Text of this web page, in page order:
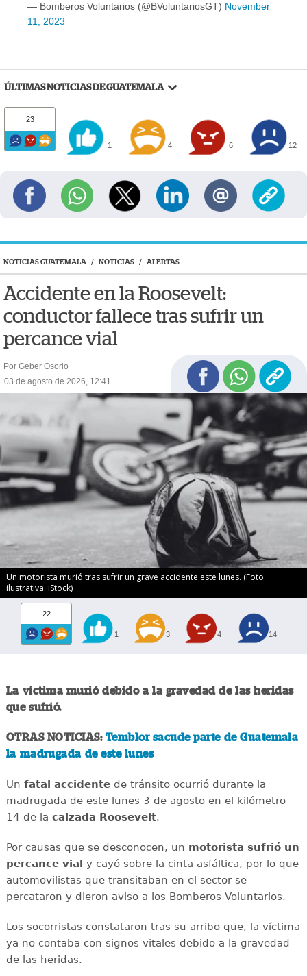
— Bomberos Voluntarios (@BVoluntariosGT) November
11, 2023
ÚLTIMAS NOTICIAS DE GUATEMALA
23
1 4 6 12
NOTICIAS GUATEMALA / NOTICIAS / ALERTAS
Accidente en la Roosevelt:
conductor fallece tras sufrir un
percance vial
Por Geber Osorio
03 de agosto de 2026, 12:41
Un motorista murió tras sufrir un grave accidente este lunes. (Foto
ilustrativa: iStock)
22
1 3 4 14
La víctima murió debido a la gravedad de las heridas
que sufrió.
OTRAS NOTICIAS: Temblor sacude parte de Guatemala
la madrugada de este lunes
Un fatal accidentede tránsito ocurrió durante la
madrugada de este lunes 3 de agosto en el kilómetro
14 de la calzada Roosevelt.
Por causas que se desconocen, un motorista sufrió un
percance vial
y cayó sobre la cinta asfáltica, por lo que
automovilistas que transitaban en el sector se
percataron y dieron aviso a los Bomberos Voluntarios.
Los socorristas constataron tras su arribo que, la víctima
ya no contaba con signos vitales debido a la gravedad
de las heridas.